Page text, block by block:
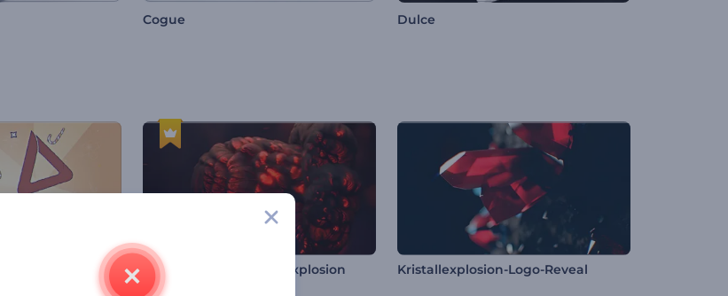
Cogue Dulce
Logoanimation Feuerexplosion Kristallexplosion-Logo-Reveal